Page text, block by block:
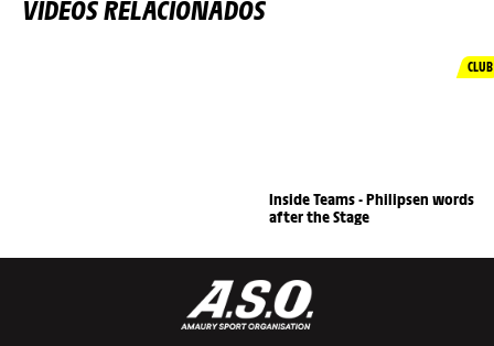
VIDEOS RELACIONADOS
CLUB
Inside Teams - Philipsen words
after the Stage